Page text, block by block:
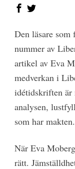
Den läsare
nummer av
artikel av Eva
medverkan i
idétidskriften är
analysen,
som har makten.
När Eva
rätt.